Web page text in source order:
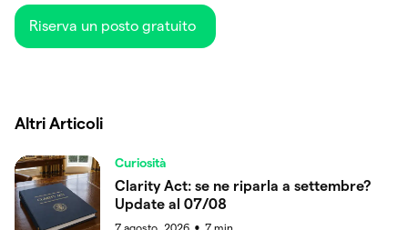
Riserva un posto gratuito
Altri Articoli
Curiosità
Clarity Act: se ne riparla a settembre?
Update al 07/08
●